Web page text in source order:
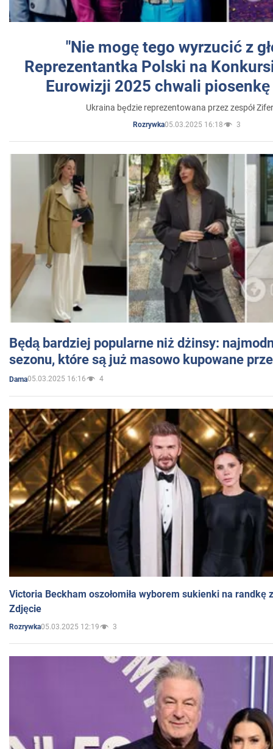
"Nie mogę tego wyrzucić z
Reprezentantka Polski na
Eurowizji 2025 chwali
Ukraina będzie reprezentowana przez zespół
Rozrywka05.03.2025 16:18 3
Będą bardziej popularne niż dżinsy:
sezonu, które są już masowo kupowane
Dama05.03.2025 16:16 4
Victoria Beckham oszołomiła wyborem sukienki na randkę
Zdjęcie
Rozrywka05.03.2025 12:19 3